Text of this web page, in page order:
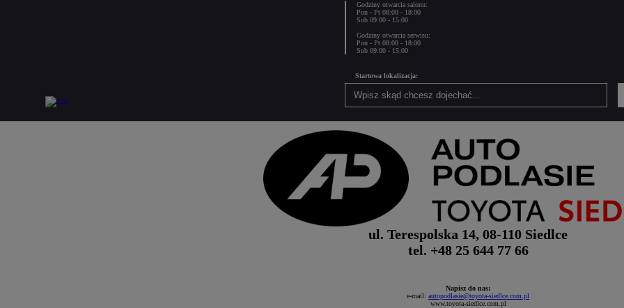
Godziny otwarcia salonu:
Pon - Pt 08:00 - 18:00
Sob 09:00 - 15:00
Godziny otwarcia serwisu:
Pon - Pt 08:00 - 18:00
Sob 09:00 - 15:00
Startowa lokalizacja:
ul. Terespolska 14, 08-110 Siedlce
tel. +48 25 644 77 66
Napisz do nas:
e-mail: autopodlasie@toyota-siedlce.com.pl
www.toyota-siedlce.com.pl